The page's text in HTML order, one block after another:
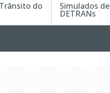
do Simulados de
DETRANs